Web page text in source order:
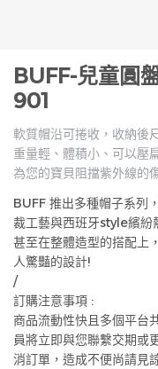
BUFF-兒童圓
901
軟質帽沿可捲收，收納後
重量輕、體積小、可以壓
為您的寶貝阻擋紫外線的
BUFF 推出多種帽子系列
裁工藝與西班牙style繽紛
甚至在整體造型的搭配上
人驚豔的設計!
/
訂購注意事項 :
商品流動性快且多個平台
員將立即與您聯繫交期或
消訂單，造成不便尚請見